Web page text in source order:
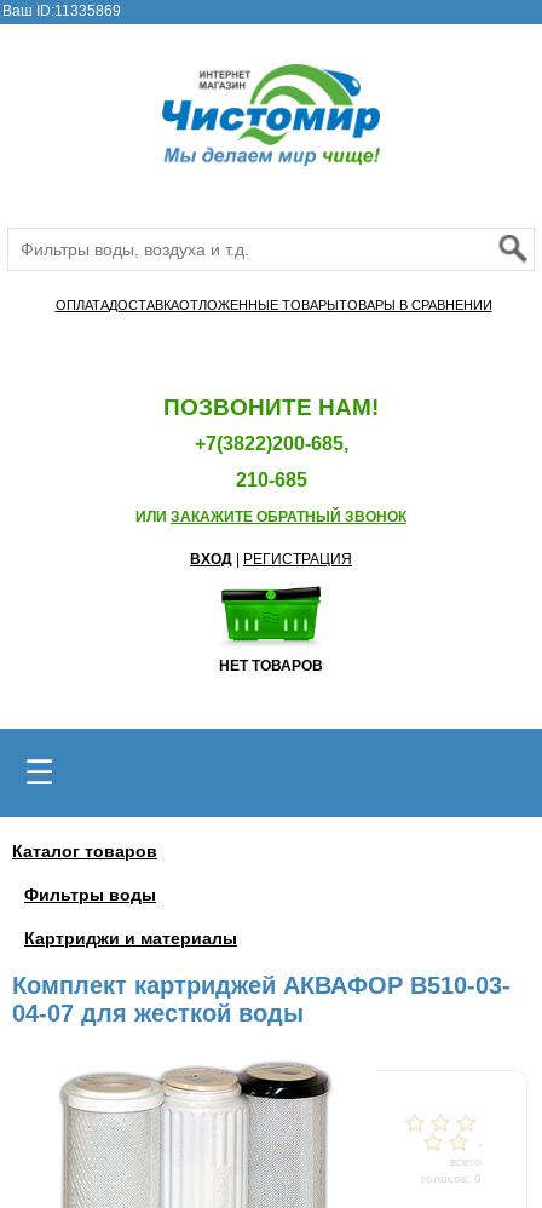
Ваш ID:11335869
ОПЛАТАДОСТАВКАОТЛОЖЕННЫЕ ТОВАРЫТОВАРЫ В СРАВНЕНИИ
ПОЗВОНИТЕ НАМ!
+7(3822)200-685,
210-685
ИЛИ ЗАКАЖИТЕ ОБРАТНЫЙ ЗВОНОК
ВХОД РЕГИСТРАЦИЯ
НЕТ ТОВАРОВ
☰
Каталог товаров
Фильтры воды
Картриджи и материалы
Комплект картриджей АКВАФОР В510-03-
04-07 для жесткой воды
-
всего
голосов: 0